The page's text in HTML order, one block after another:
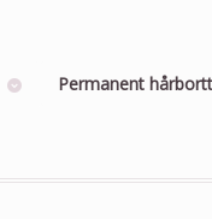
Permanent